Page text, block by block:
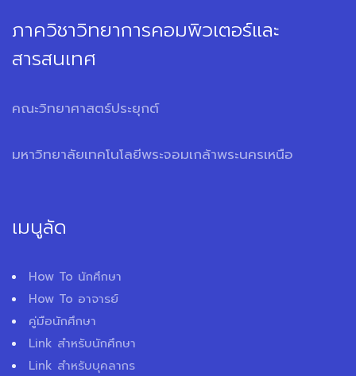
ภาควิชาวิทยาการคอมพิวเตอร์และ
สารสนเทศ
คณะวิทยาศาสตร์ประยุกต์
มหาวิทยาลัยเทคโนโลยีพระจอมเกล้าพระนครเหนือ
เมนูลัด
How To นักศึกษา
How To อาจารย์
คู่มือนักศึกษา
Link สำหรับนักศึกษา
Link สำหรับบุคลากร